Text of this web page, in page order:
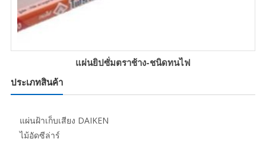
แผ่นยิปซั่มตราช้าง-ชนิดทนไฟ
ประเภทสินค้า
แผ่นฝ้าเก็บเสียง DAIKEN
ไม้อัดซีล่าร์